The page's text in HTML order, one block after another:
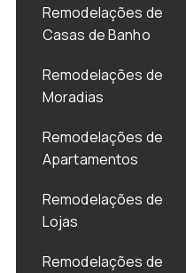
Remodelações de
Casas de Banho
Remodelações de
Moradias
Remodelações de
Apartamentos
Remodelações de
Lojas
Remodelações de